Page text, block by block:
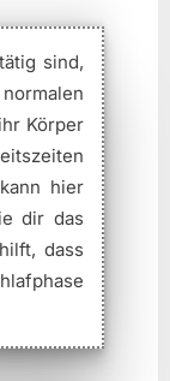
sind,
Körper
hier
dir das
dass